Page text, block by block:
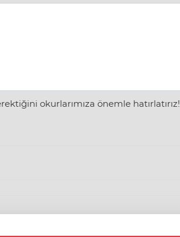
okurlarımıza önemle hatırlatırız!